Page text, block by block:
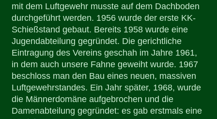
mit dem Luftgewehr musste auf dem Dachboden
durchgeführt werden. 1956 wurde der erste KK-
Schießstand gebaut. Bereits 1958 wurde eine
Jugendabteilung gegründet. Die gerichtliche
Eintragung des Vereins geschah im Jahre 1961,
in dem auch unsere Fahne geweiht wurde. 1967
beschloss man den Bau eines neuen, massiven
Luftgewehrstandes. Ein Jahr später, 1968, wurde
die Männerdomäne aufgebrochen und die
Damenabteilung gegründet: es gab erstmals eine